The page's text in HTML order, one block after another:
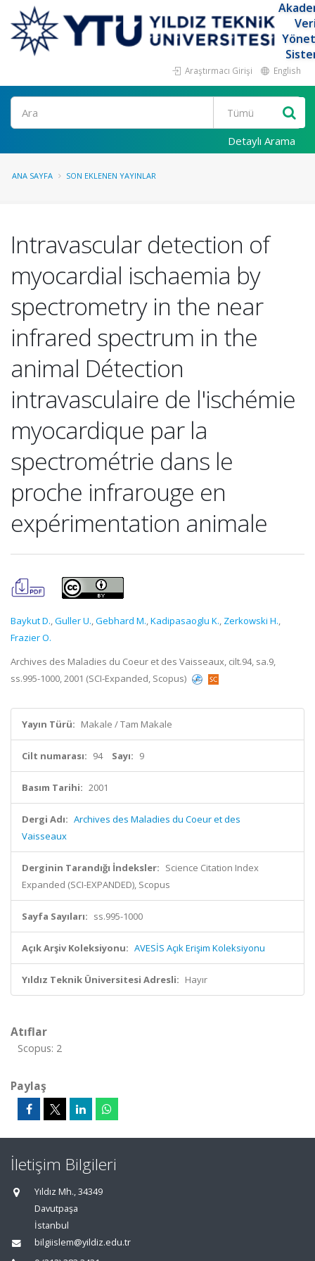
Araştırmacı Girişi English
Ara
Detaylı Arama
ANA SAYFA SON EKLENEN YAYINLAR
Intravascular detection of
myocardial ischaemia by
spectrometry in the near
infrared spectrum in the
animal Détection
intravasculaire de l'ischémie
myocardique par la
spectrométrie dans le
proche infrarouge en
expérimentation animale
Baykut D.,Guller U.,Gebhard M.,Kadipasaoglu K., Zerkowski H.,
Frazier O.
Archives des Maladies du Coeur et des Vaisseaux, cilt.94, sa.9,
ss.995-1000, 2001 (SCI-Expanded, Scopus)
Yayın Türü: Makale / Tam Makale
Cilt numarası: 94 Sayı: 9
Basım Tarihi: 2001
Dergi Adı: Archives des Maladies du Coeur et des
Vaisseaux
Derginin Tarandığı İndeksler: Science Citation Index
Expanded (SCI-EXPANDED), Scopus
Sayfa Sayıları: ss.995-1000
Açık Arşiv Koleksiyonu: AVESİS Açık Erişim Koleksiyonu
Yıldız Teknik Üniversitesi Adresli: Hayır
Atıflar
Scopus: 2
Paylaş
İletişim Bilgileri
Yıldız Mh., 34349
Davutpaşa
İstanbul
bilgiislem@yildiz.edu.tr